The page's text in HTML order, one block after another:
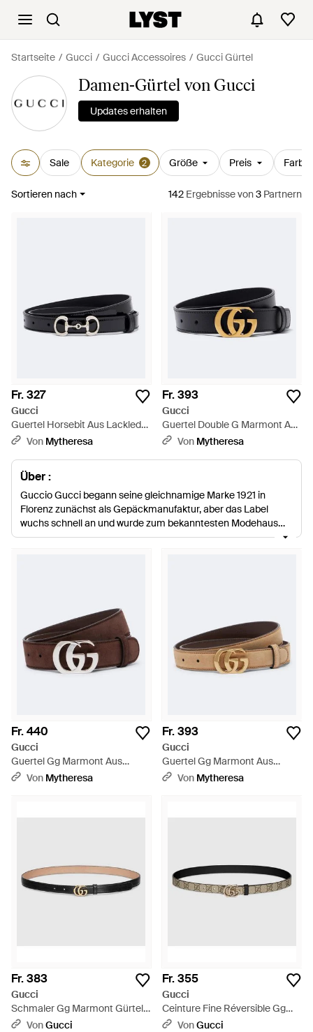
Startseite Gucci Gucci Accessoires Gucci Gürtel
Damen-Gürtel von Gucci
Updates erhalten
Sale Kategorie 2 Größe Preis Farbe
Sortieren nach 142 Ergebnissevon3 Partnern
Fr. 327
Gucci
Guertel Horsebit Aus Lackleder
- Schwarz
Von Mytheresa
Fr. 393
Gucci
Guertel Double G Marmont Aus
Leder - Blau
Von Mytheresa
Über :
Guccio Gucci begann seine gleichnamige Marke 1921 in
Florenz zunächst als Gepäckmanufaktur, aber das Label
wuchs schnell an und wurde zum bekanntesten Modehaus
der Welt. Heute ist Alessandro Michele der Kreativdirektor
mühelos zu jedem Look passen.
Fr. 440
Gucci
Guertel Gg Marmont Aus
Veloursleder - Braun
Von Mytheresa
Fr. 393
Gucci
Guertel Gg Marmont Aus
Veloursleder - Braun
Von Mytheresa
Fr. 383
Gucci
Schmaler Gg Marmont Gürtel,
Größe 100 - Braun
VonGucci
Fr. 355
Gucci
Ceinture Fine Réversible Gg
Marmont, Taille 100 - Schwarz
VonGucci